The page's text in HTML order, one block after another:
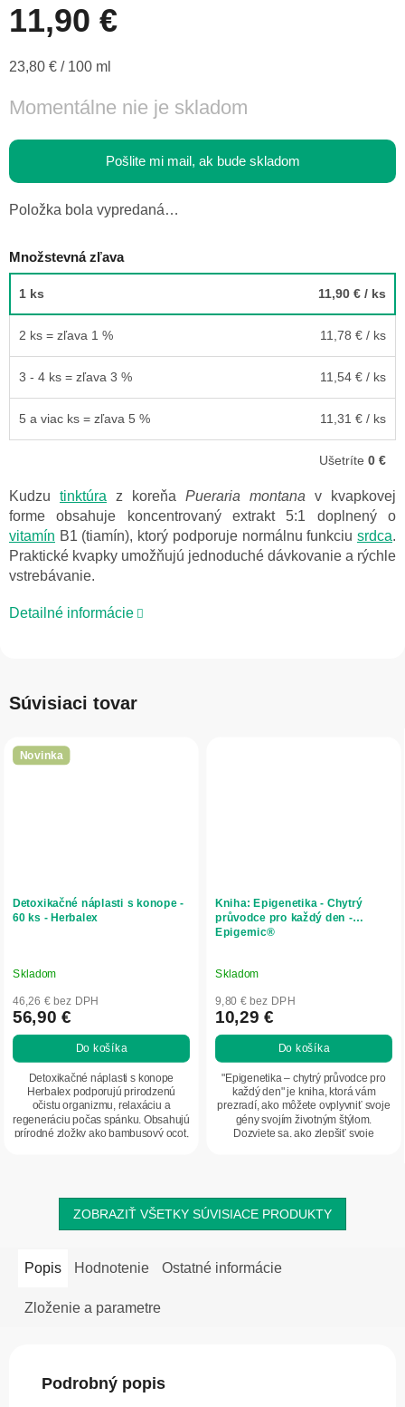
11,90 €
Jednotková
23,80 € / 100 ml
Momentálne nie je skladom
Pošlite mi mail, ak bude skladom
Položka bola vypredaná…
Množstevná zľava
1 ks 11,90 € / ks
2 ks = zľava 1 % 11,78 € / ks
3 - 4 ks = zľava 3 % 11,54 € / ks
5 a viac ks = zľava 5 % 11,31 € / ks
Ušetríte 0 €
Kudzu tinktúra z koreňa Pueraria montana v kvapkovej
forme obsahuje koncentrovaný extrakt 5:1 doplnený o
vitamín B1 (tiamín), ktorý podporuje normálnu funkciu srdca.
Praktické kvapky umožňujú jednoduché dávkovanie a rýchle
vstrebávanie.
Detailné informácie
Súvisiaci tovar
Novinka
Detoxikačné náplasti s konope -
60 ks - Herbalex
Skladom
46,26 € bez DPH
56,90 €
Do košíka
Detoxikačné náplasti s konope
Herbalex podporujú prirodzenú
očistu organizmu, relaxáciu a
regeneráciu počas spánku. Obsahujú
prírodné zložky ako bambusový ocot,
Kniha: Epigenetika - Chytrý
průvodce pro každý den -
Epigemic®
Skladom
9,80 € bez DPH
10,29 €
Do košíka
"Epigenetika – chytrý průvodce pro
každý den" je kniha, ktorá vám
prezradí, ako môžete ovplyvniť svoje
gény svojím životným štýlom.
Dozviete sa, ako zlepšiť svoje
ZOBRAZIŤ VŠETKY SÚVISIACE PRODUKTY
Popis Hodnotenie Ostatné informácie
Zloženie a parametre
Podrobný popis